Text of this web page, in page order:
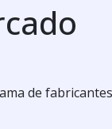
de fabricantes